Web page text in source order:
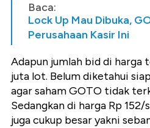
Baca:
Lock Up Mau Dibuka,
Perusahaan Kasir Ini
Adapun jumlah bid di harga
juta lot. Belum diketahui
agar saham GOTO tidak
Sedangkan di harga Rp
juga cukup besar yakni